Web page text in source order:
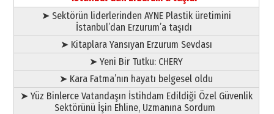
➤ Sektörün liderlerinden AYNE Plastik üretimini
İstanbul’dan Erzurum’a taşıdı
➤ Kitaplara Yansıyan Erzurum Sevdası
➤ Yeni Bir Tutku: CHERY
➤ Kara Fatma’nın hayatı belgesel oldu
➤ Yüz Binlerce Vatandaşın İstihdam Edildiği Özel Güvenlik
Sektörünü İşin Ehline, Uzmanına Sordum